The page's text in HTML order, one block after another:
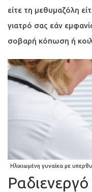
είτε τη μεθυμαζόλη
γιατρό σας εάν
σοβαρή κόπωση ή
Ηλικιωμένη γυναίκα με
Ραδιενεργό